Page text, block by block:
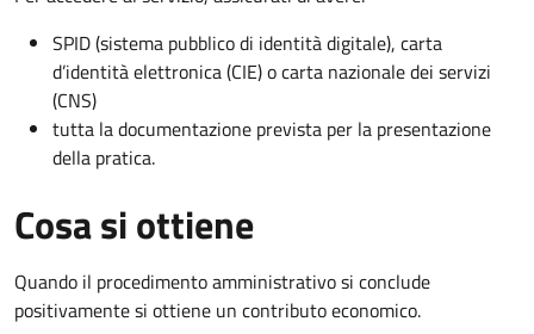
SPID (sistema pubblico di identità digitale), carta
d’identità elettronica (CIE) o carta nazionale dei servizi
(CNS)
tutta la documentazione prevista per la presentazione
della pratica.
Cosa si ottiene
Quando il procedimento amministrativo si conclude
positivamente si ottiene un contributo economico.